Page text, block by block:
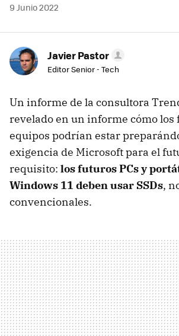
9 Junio 2022
Javier Pastor
Editor Senior - Tech
Un informe de la consultora
revelado en un informe cómo los
equipos podrían estar
exigencia de Microsoft para el
requisito: los futuros PCs y
Windows 11 deben usar SSDs,
convencionales.